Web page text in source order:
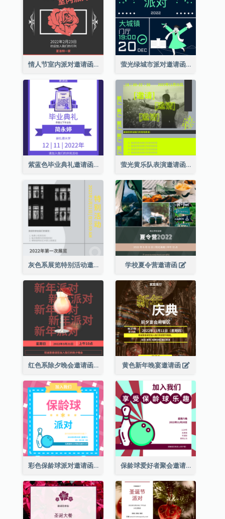
情人节室内派对邀请函 萤光绿城市派对邀请函
紫蓝色毕业典礼邀请函 萤光黄乐队表演邀请函
灰色系展览特别活动邀请函 学校夏令营邀请函
红色系除夕晚会邀请函 黄色新年晚宴邀请函
彩色保龄球派对邀请函 保龄球爱好者聚会邀请函